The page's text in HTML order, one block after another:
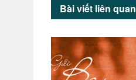
Bài viết liên quan